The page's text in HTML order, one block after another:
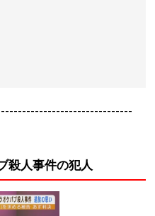
殺人事件の犯人